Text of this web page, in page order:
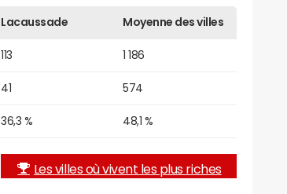
Lacaussade Moyenne des villes
113 1 186
41 574
36,3 % 48,1 %
Les villes où vivent les plus riches